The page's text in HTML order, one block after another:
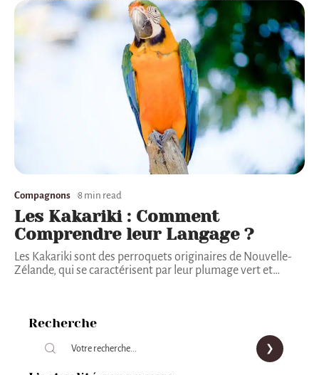
Compagnons 8 min read
Les Kakariki : Comment
Comprendre leur Langage ?
Les Kakariki sont des perroquets originaires de Nouvelle-
Zélande, qui se caractérisent par leur plumage vert et…
Recherche